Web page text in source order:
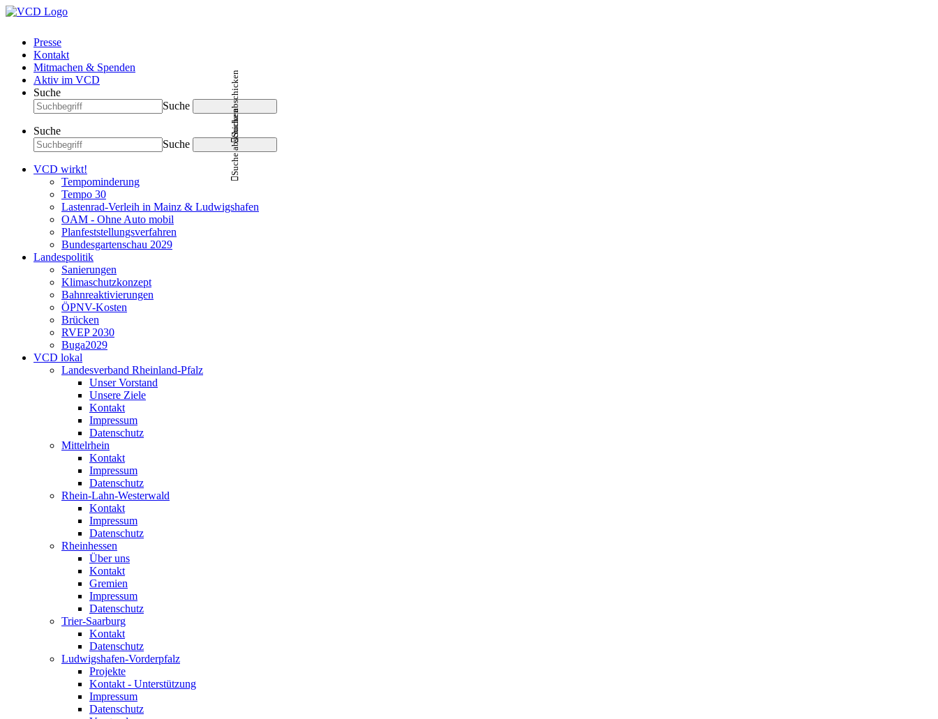
Presse
Kontakt
Mitmachen & Spenden
Aktiv im VCD
Suche
Suche
Suche abschicken
Suche
Suche
Suche abschicken
VCD wirkt!
Tempominderung
Tempo 30
Lastenrad-Verleih in Mainz & Ludwigshafen
OAM - Ohne Auto mobil
Planfeststellungsverfahren
Bundesgartenschau 2029
Landespolitik
Sanierungen
Klimaschutzkonzept
Bahnreaktivierungen
ÖPNV-Kosten
Brücken
RVEP 2030
Buga2029
VCD lokal
Landesverband Rheinland-Pfalz
Unser Vorstand
Unsere Ziele
Kontakt
Impressum
Datenschutz
Mittelrhein
Kontakt
Impressum
Datenschutz
Rhein-Lahn-Westerwald
Kontakt
Impressum
Datenschutz
Rheinhessen
Über uns
Kontakt
Gremien
Impressum
Datenschutz
Trier-Saarburg
Kontakt
Datenschutz
Ludwigshafen-Vorderpfalz
Projekte
Kontakt - Unterstützung
Impressum
Datenschutz